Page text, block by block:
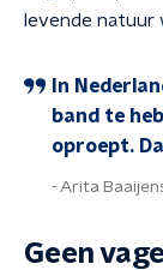
levende natuur
In
band te
oproept.
Arita
Geen